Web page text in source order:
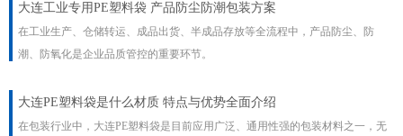
大连工业专用PE塑料袋 产品防尘防潮包装方案
在工业生产、仓储转运、成品出货、半成品存放等全流程中，产品防尘、防
潮、防氧化是企业品质管控的重要环节。
大连PE塑料袋是什么材质 特点与优势全面介绍
在包装行业中，大连PE塑料袋是目前应用广泛、通用性强的包装材料之一，无